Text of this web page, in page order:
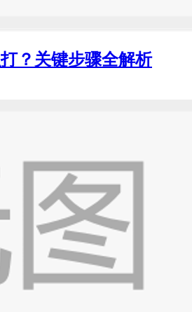
？关键步骤全解析